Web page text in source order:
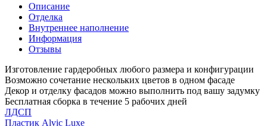
Описание
Отделка
Внутреннее наполнение
Информация
Отзывы
Изготовление гардеробных любого размера и конфигурации
Возможно сочетание нескольких цветов в одном фасаде
Декор и отделку фасадов можно выполнить под вашу задумку
Бесплатная сборка в течение 5 рабочих дней
ЛДСП
Пластик Alvic Luxe